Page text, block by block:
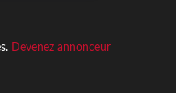
Devenez annonceur